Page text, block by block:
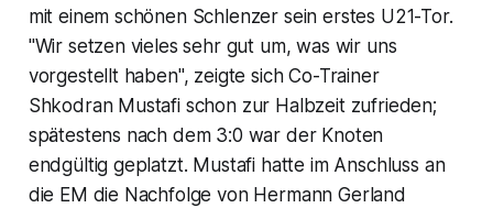
mit einem schönen Schlenzer sein erstes U21-Tor.
"Wir setzen vieles sehr gut um, was wir uns
vorgestellt haben", zeigte sich Co-Trainer
Shkodran Mustafi schon zur Halbzeit zufrieden;
spätestens nach dem 3:0 war der Knoten
endgültig geplatzt. Mustafi hatte im Anschluss an
die EM die Nachfolge von Hermann Gerland